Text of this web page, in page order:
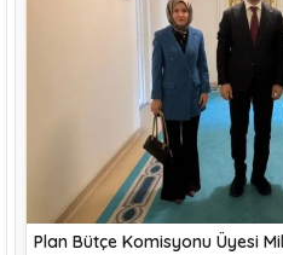
Plan Bütçe Komisyonu Üyesi